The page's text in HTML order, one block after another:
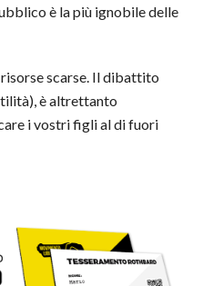
è la più ignobile delle
scarse. Il dibattito
è altrettanto
i vostri figli al di fuori